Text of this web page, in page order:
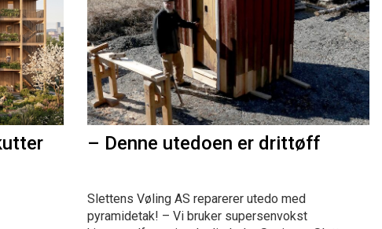
– Denne utedoen er drittøff
Slettens Vøling AS reparerer utedo med
pyramidetak! – Vi bruker supersenvokst